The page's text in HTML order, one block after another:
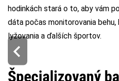
hodinkách stará o to, aby vám
dáta počas monitorovania behu,
lyžovania a ďalších športov.
Špecializovaný